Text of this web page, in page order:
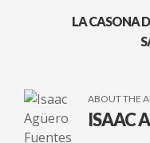
LA CASONA
ABOUT THE
ISAAC